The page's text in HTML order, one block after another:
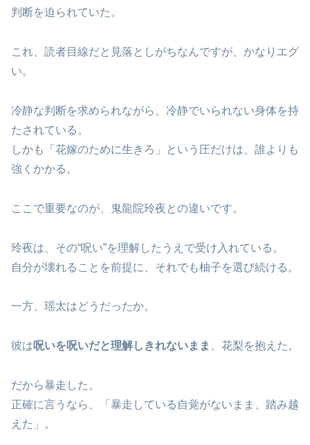
判断を迫られていた。
これ、読者目線だと見落としがちなんですが、かなりエグ
い。
冷静な判断を求められながら、冷静でいられない身体を持
たされている。
しかも「花嫁のために生きろ」という圧だけは、誰よりも
強くかかる。
ここで重要なのが、鬼龍院玲夜との違いです。
玲夜は、その“呪い”を理解したうえで受け入れている。
自分が壊れることを前提に、それでも柚子を選び続ける。
一方、瑶太はどうだったか。
彼は呪いを呪いだと理解しきれないまま 、花梨を抱えた。
だから暴走した。
正確に言うなら、「暴走している自覚がないまま、踏み越
えた」。